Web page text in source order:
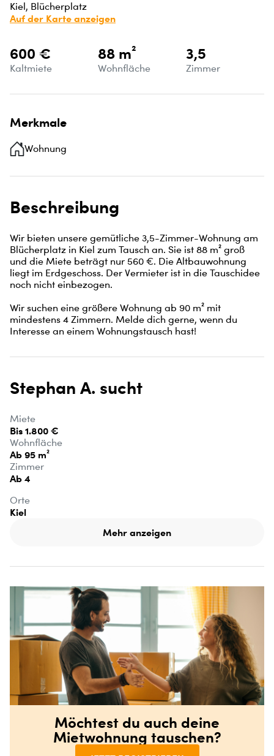
Kiel, Blücherplatz
Auf der Karte anzeigen
600 €
Kaltmiete
88 m²
Wohnfläche
3,5
Zimmer
Merkmale
Wohnung
Beschreibung
Wir bieten unsere gemütliche 3,5-Zimmer-Wohnung am
Blücherplatz in Kiel zum Tausch an. Sie ist 88 m² groß
und die Miete beträgt nur 560 €. Die Altbauwohnung
liegt im Erdgeschoss. Der Vermieter ist in die Tauschidee
noch nicht einbezogen.
Wir suchen eine größere Wohnung ab 90 m² mit
mindestens 4 Zimmern. Melde dich gerne, wenn du
Interesse an einem Wohnungstausch hast!
Stephan A. sucht
Miete
Bis 1.800 €
Wohnfläche
Ab 95 m²
Zimmer
Ab 4
Orte
Kiel
Mehr anzeigen
Möchtest du auch deine
Mietwohnung tauschen?